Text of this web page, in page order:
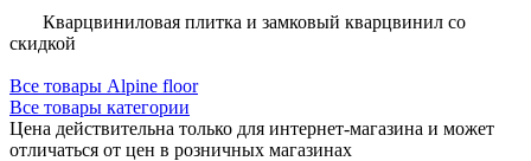
Кварцвиниловая плитка и замковый кварцвинил со
скидкой
Все товары Alpine floor
Все товары категории
Цена действительна только для интернет-магазина и может
отличаться от цен в розничных магазинах